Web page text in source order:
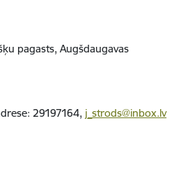
pagasts, Augšdaugavas
29197164, j_strods@inbox.lv